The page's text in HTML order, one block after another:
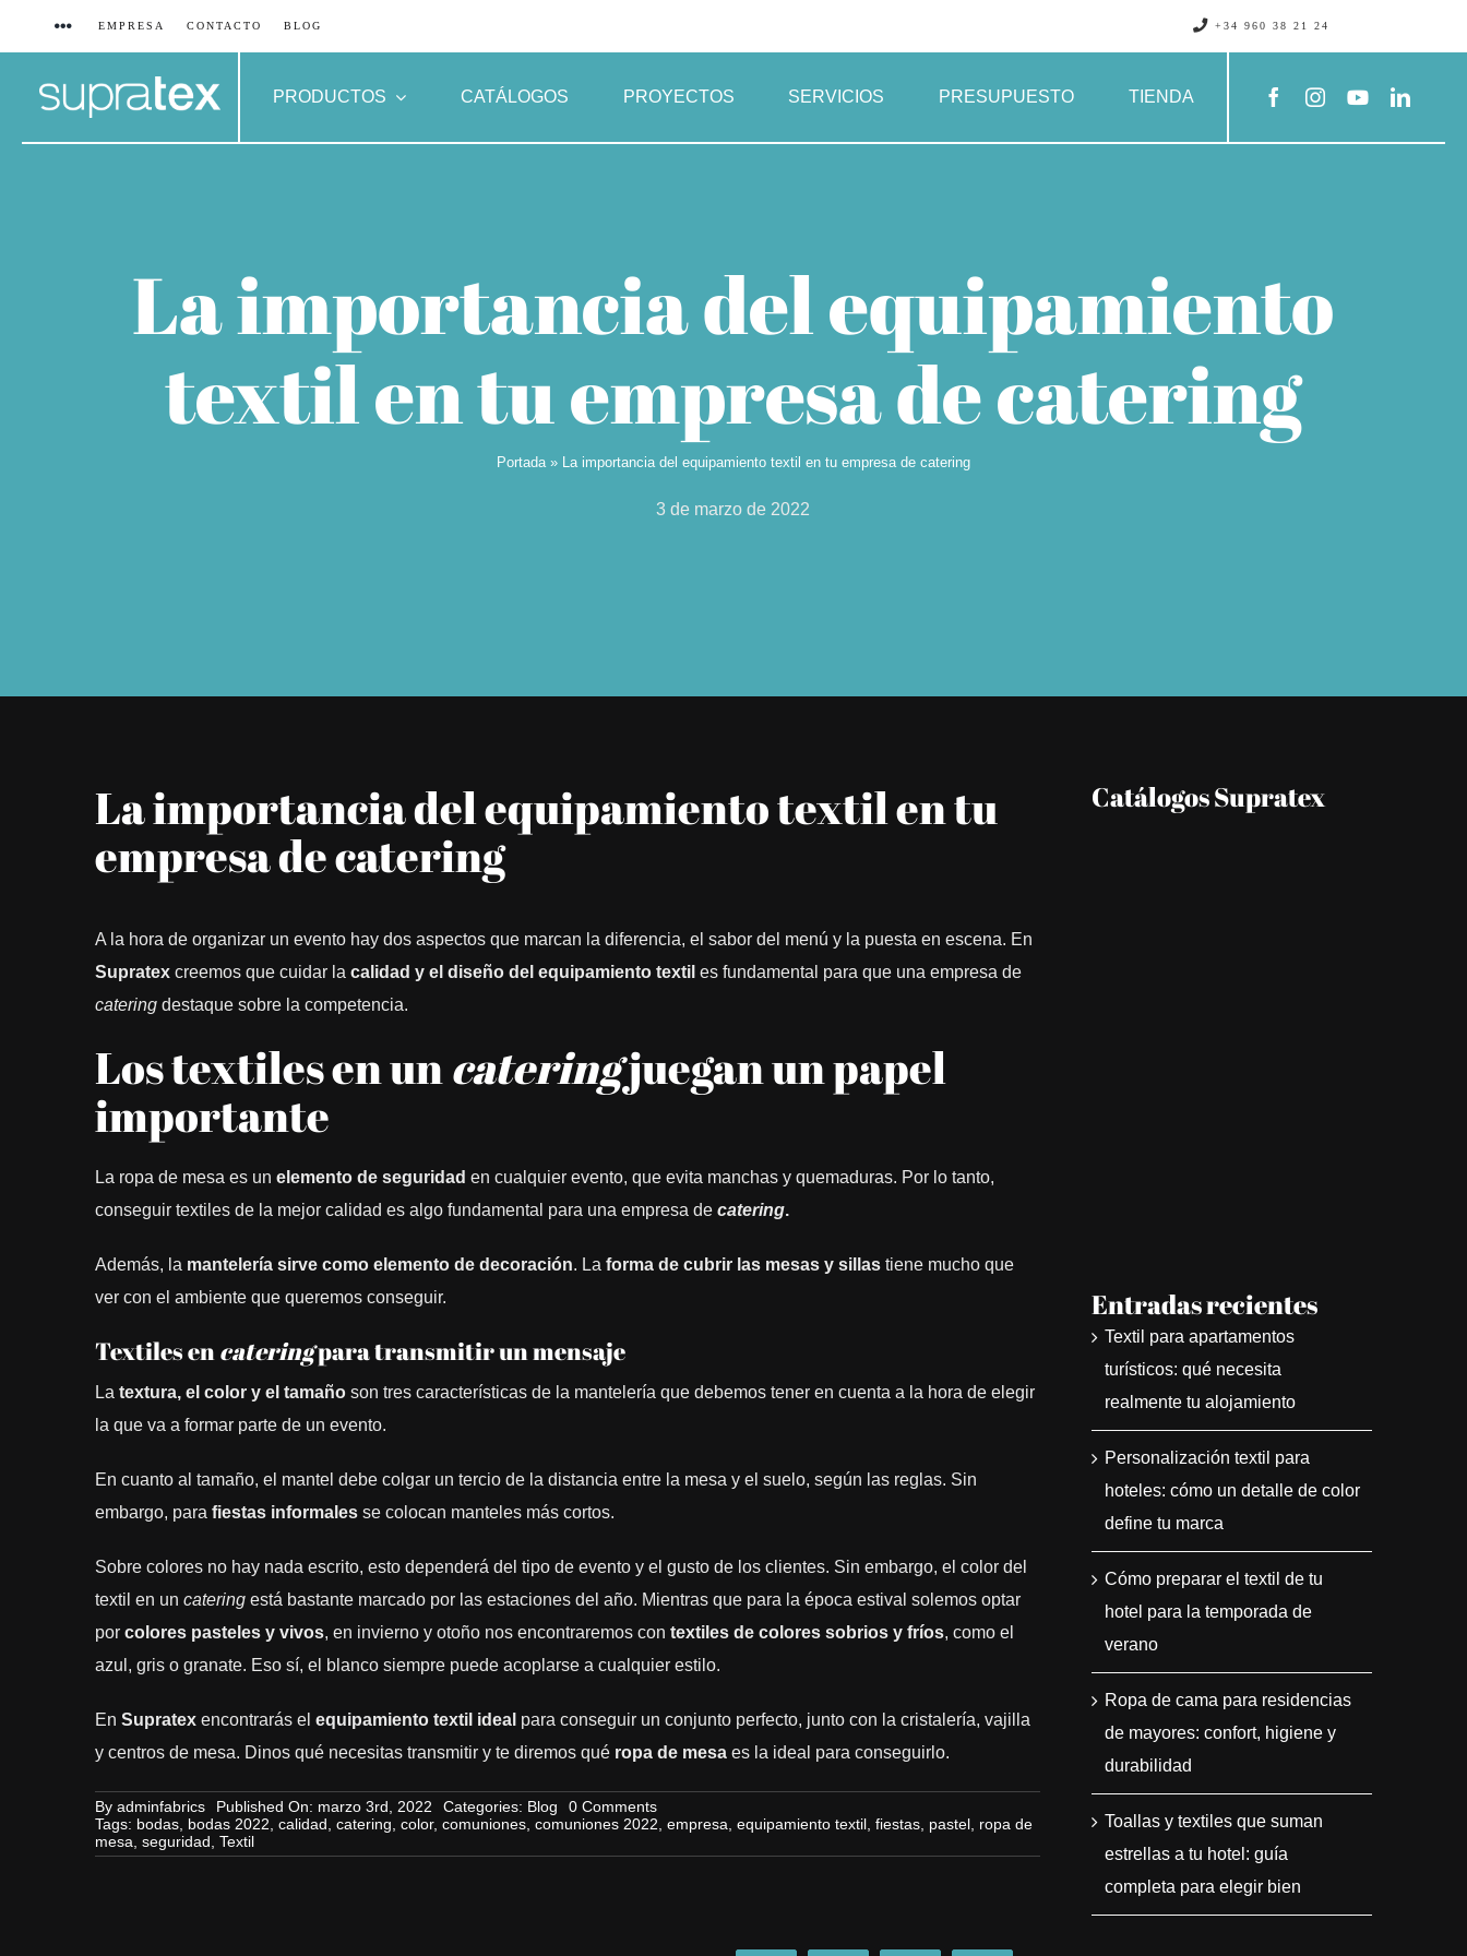
contenido
EMPRESA CONTACTO BLOG +34 960 38 21 24
PRODUCTOS CATÁLOGOS PROYECTOS SERVICIOS PRESUPUESTO TIENDA
La importancia del equipamiento
textil en tu empresa de catering
Portada» La importancia del equipamiento textil en tu empresa de catering
3 de marzo de 2022
La importancia del equipamiento textil en tu
empresa de catering
A la hora de organizar un evento hay dos aspectos que marcan la diferencia, el sabor del menú y la puesta en escena. En
Supratexcreemos que cuidar la calidad y el diseño del equipamiento textil es fundamental para que una empresa de
catering destaque sobre la competencia.
Los textiles en uncateringjuegan un papel
importante
La ropa de mesa es un elemento de seguridad en cualquier evento, que evita manchas y quemaduras. Por lo tanto,
conseguir textiles de la mejor calidad es algo fundamental para una empresa de catering.
Además, la mantelería sirve como elemento de decoración. La forma de cubrir las mesas y sillastiene mucho que
ver con el ambiente que queremos conseguir.
Textiles en cateringpara transmitir un mensaje
La textura, el color y el tamañoson tres características de la mantelería que debemos tener en cuenta a la hora de elegir
la que va a formar parte de un evento.
En cuanto al tamaño, el mantel debe colgar un tercio de la distancia entre la mesa y el suelo, según las reglas. Sin
embargo, para fiestas informalesse colocan manteles más cortos.
Sobre colores no hay nada escrito, esto dependerá del tipo de evento y el gusto de los clientes. Sin embargo, el color del
textil en un catering está bastante marcado por las estaciones del año. Mientras que para la época estival solemos optar
por colores pasteles y vivos, en invierno y otoño nos encontraremos con textiles de colores sobrios y fríos, como el
azul, gris o granate. Eso sí, el blanco siempre puede acoplarse a cualquier estilo.
En Supratexencontrarás el equipamiento textil ideal para conseguir un conjunto perfecto, junto con la cristalería, vajilla
y centros de mesa. Dinos qué necesitas transmitir y te diremos qué ropa de mesa es la ideal para conseguirlo.
By adminfabrics Published On: marzo 3rd, 2022 Categories: Blog 0 Commentson
La
del
Tags: bodas, bodas 2022 calidad catering color, comuniones, comuniones 2022 empresa equipamiento textil, fiestas, pastel, ropa de
mesa seguridad Textil
Catálogos Supratex
Entradas recientes
Textil para apartamentos
turísticos: qué necesita
realmente tu alojamiento
Personalización textil para
hoteles: cómo un detalle de color
define tu marca
Cómo preparar el textil de tu
hotel para la temporada de
verano
Ropa de cama para residencias
de mayores: confort, higiene y
durabilidad
Toallas y textiles que suman
estrellas a tu hotel: guía
completa para elegir bien